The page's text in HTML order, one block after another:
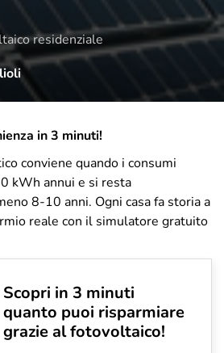
residenziale
in 3 minuti!
conviene quando i consumi
kWh annui e si resta
8-10 anni. Ogni casa fa storia a
reale con il simulatore gratuito
Scopri in 3 minuti
quanto puoi risparmiare
grazie al fotovoltaico!
rispecchia il presente
Green, ma sempre con uno
a dove tutto è iniziato.